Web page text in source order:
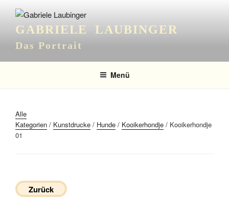
Inhalt
springenGABRIELE LAUBINGER
Das Portrait
Menü
Alle
Kategorien / Kunstdrucke / Hunde / Kooikerhondje / Kooikerhondje
01
Zurück